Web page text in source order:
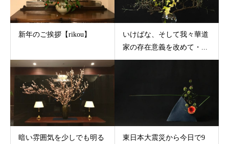
新年のご挨拶【rikou】
いけばな、そして我々華道
家の存在意義を改めて・...
暗い雰囲気を少しでも明る
東日本大震災から今日で9